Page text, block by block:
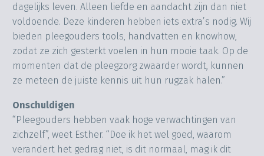
dagelijks leven. Alleen liefde en aandacht zijn dan niet
voldoende. Deze kinderen hebben iets extra’s nodig. Wij
bieden pleegouders tools, handvatten en knowhow,
zodat ze zich gesterkt voelen in hun mooie taak. Op de
momenten dat de pleegzorg zwaarder wordt, kunnen
ze meteen de juiste kennis uit hun rugzak halen.”
Onschuldigen
“Pleegouders hebben vaak hoge verwachtingen van
zichzelf”, weet Esther. “Doe ik het wel goed, waarom
verandert het gedrag niet, is dit normaal, mag ik dit